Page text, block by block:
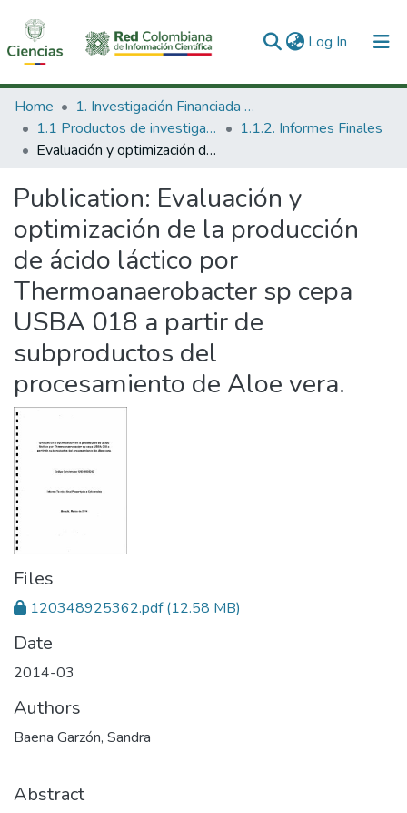
Log In (current)
Communities & Collections
All of DSpace
Home
1. Investigación Financiada con Recursos Públicos
1.1 Productos de investigación
1.1.2. Informes Finales
Evaluación y optimización de la producción de ácido láctico por Thermoanaerobacter sp cepa USBA 018 a partir de subproductos del procesamiento de Aloe vera.
Publication: Evaluación y
optimización de la producción
de ácido láctico por
Thermoanaerobacter sp cepa
USBA 018 a partir de
subproductos del
procesamiento de Aloe vera.
Files
120348925362.pdf(12.58 MB)
Date
2014-03
Authors
Baena Garzón, Sandra
Abstract